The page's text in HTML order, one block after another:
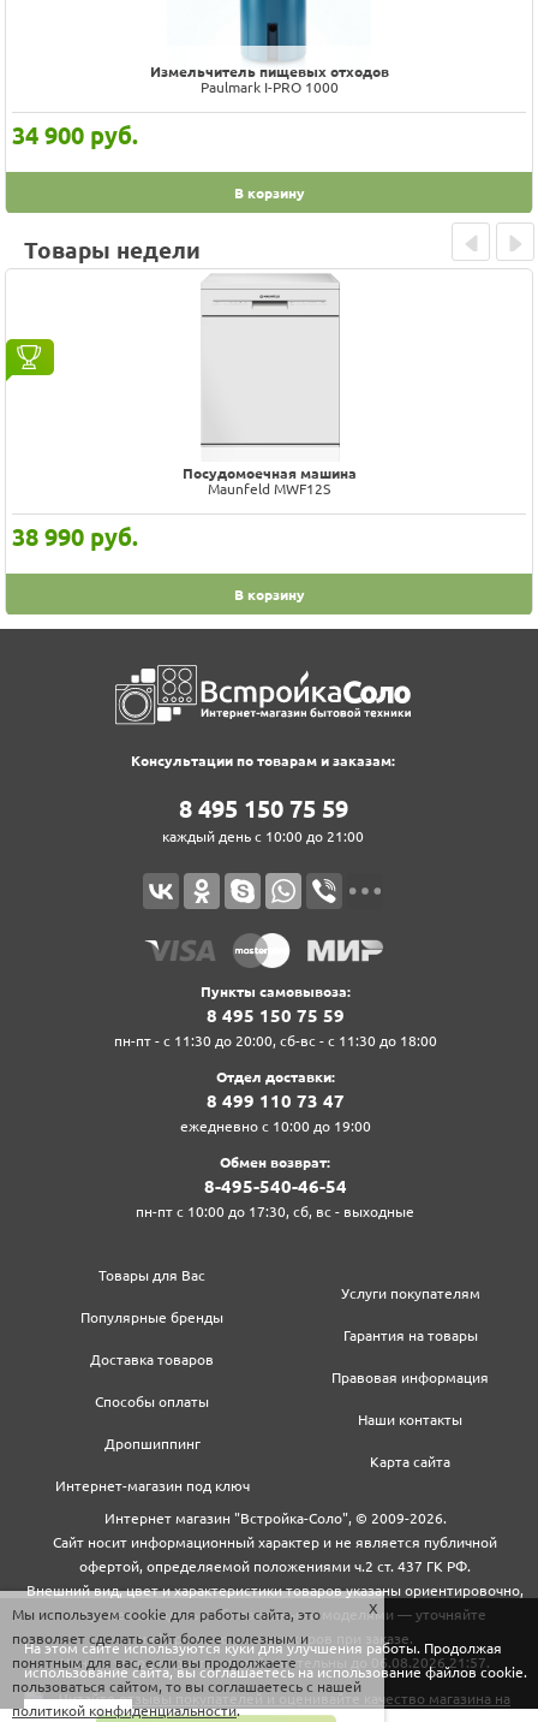
Измельчитель пищевых отходов
Paulmark I-PRO 1000
34 900 руб.
В корзину
Товары недели
Посудомоечная машина
Maunfeld MWF12S
38 990 руб.
В корзину
Prev Next
Консультации по товарам и заказам:
8‍ 4‍9‍5‍ 1‍5‍0‍ 7‍5‍ 5‍9‍
каждый день с 10:00 до 21:00
Пункты самовывоза:
8‍ 4‍9‍5‍ 1‍5‍0‍ 7‍5‍ 5‍9‍
пн-пт - с 11:30 до 20:00, сб-вс - с 11:30 до 18:00
Отдел доставки:
8‍ 4‍9‍9‍ 1‍1‍0‍ 7‍3‍ 4‍7‍
ежедневно с 10:00 до 19:00
Обмен возврат:
8‍-4‍9‍5‍-5‍4‍0‍-4‍6‍-5‍4‍
пн-пт с 10:00 до 17:30, сб, вс - выходные
Товары для Вас
Популярные бренды
Доставка товаров
Способы оплаты
Дропшиппинг
Интернет-магазин под ключ
Услуги покупателям
Гарантия на товары
Правовая информация
Наши контакты
Карта сайта
Интернет магазин "Встройка-Соло", © 2009-2026.
Сайт носит информационный характер и не является публичной
офертой, определяемой положениями ч.2 ст. 437 ГК РФ.
Внешний вид, цвет и характеристики товаров указаны ориентировочно,
могут не совпадать с обновленными моделями — уточняйте
информацию у менеджеров при заказе.
Цены и условия доставки действительны до 06.08.2026 21:57.
На этом сайте используются куки для улучшения работы. Продолжая
использование сайта, вы соглашаетесь на использование файлов cookie.
Мы используем cookie для работы сайта, это
позволяет сделать сайт более полезным и
понятным для вас, если вы продолжаете
пользоваться сайтом, то вы соглашаетесь с нашей
политикой конфиденциальности.